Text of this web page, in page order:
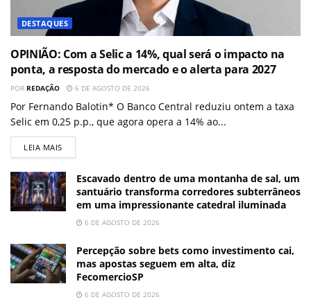
DESTAQUES
OPINIÃO: Com a Selic a 14%, qual será o impacto na
ponta, a resposta do mercado e o alerta para 2027
POR REDAÇÃO 6 DE AGOSTO DE 2026
Por Fernando Balotin* O Banco Central reduziu ontem a taxa
Selic em 0,25 p.p., que agora opera a 14% ao...
LEIA MAIS
Escavado dentro de uma montanha de sal, um
santuário transforma corredores subterrâneos
em uma impressionante catedral iluminada
6 DE AGOSTO DE 2026
Percepção sobre bets como investimento cai,
mas apostas seguem em alta, diz
FecomercioSP
6 DE AGOSTO DE 2026